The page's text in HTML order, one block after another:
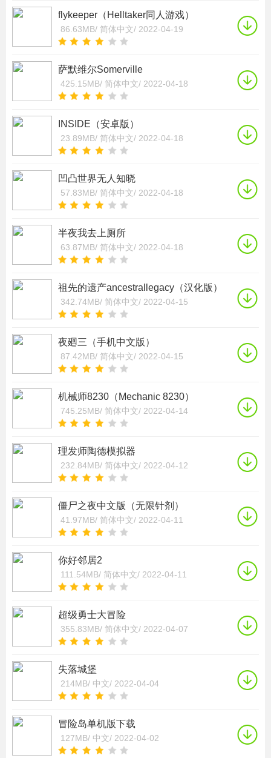
flykeeper（Helltaker同人游戏）
86.63MB/ 简体中文/ 2022-04-19
萨默维尔Somerville
425.15MB/ 简体中文/ 2022-04-18
INSIDE（安卓版）
23.89MB/ 简体中文/ 2022-04-18
凹凸世界无人知晓
57.83MB/ 简体中文/ 2022-04-18
半夜我去上厕所
63.87MB/ 简体中文/ 2022-04-18
祖先的遗产ancestrallegacy（汉化版）
342.74MB/ 简体中文/ 2022-04-15
夜廻三（手机中文版）
87.42MB/ 简体中文/ 2022-04-15
机械师8230（Mechanic 8230）
745.25MB/ 简体中文/ 2022-04-14
理发师陶德模拟器
232.84MB/ 简体中文/ 2022-04-12
僵尸之夜中文版（无限针剂）
41.97MB/ 简体中文/ 2022-04-11
你好邻居2
111.54MB/ 简体中文/ 2022-04-11
超级勇士大冒险
355.83MB/ 简体中文/ 2022-04-07
失落城堡
214MB/ 中文/ 2022-04-04
冒险岛单机版下载
127MB/ 中文/ 2022-04-02